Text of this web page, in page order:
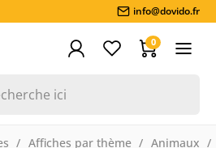
info@dovido.fr
0
Affiches par thème Animaux